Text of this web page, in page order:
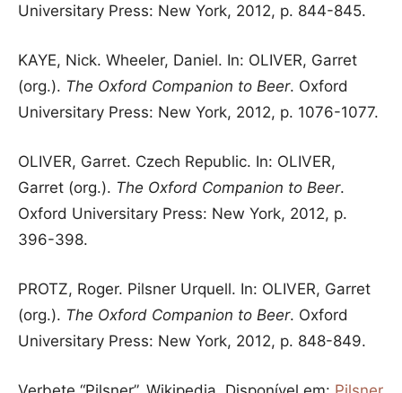
Universitary Press: New York, 2012, p. 844-845.
KAYE, Nick. Wheeler, Daniel. In: OLIVER, Garret
(org.). The Oxford Companion to Beer. Oxford
Universitary Press: New York, 2012, p. 1076-1077.
OLIVER, Garret. Czech Republic. In: OLIVER,
Garret (org.). The Oxford Companion to Beer.
Oxford Universitary Press: New York, 2012, p.
396-398.
PROTZ, Roger. Pilsner Urquell. In: OLIVER, Garret
(org.). The Oxford Companion to Beer. Oxford
Universitary Press: New York, 2012, p. 848-849.